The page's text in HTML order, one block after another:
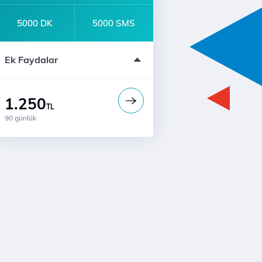
5000 DK 5000 SMS
Ek Faydalar
Türk Telekom'lularla Sınırsız Konuşma
1.250TL
90 günlük